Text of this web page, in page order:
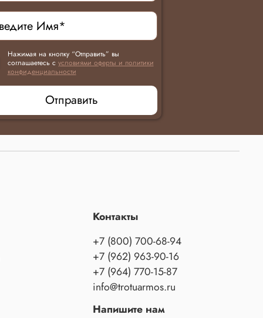
Нажимая на кнопку “Отправить” вы
соглашаетесь с условиями оферты и политики
конфиденциальности
Отправить
Контакты
+7 (800) 700-68-94
+7 (962) 963-90-16
+7 (964) 770-15-87
info@trotuarmos.ru
Напишите нам